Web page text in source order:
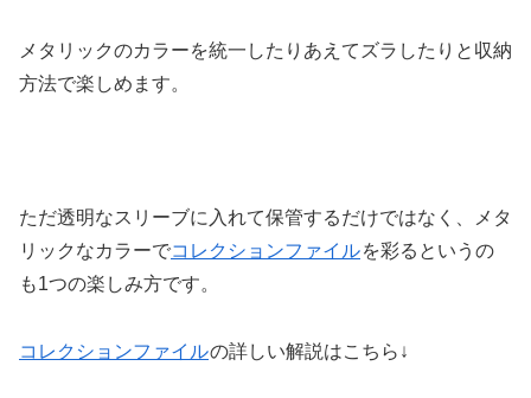
メタリックのカラーを統一したりあえてズラしたりと収納
方法で楽しめます。
ただ透明なスリーブに入れて保管するだけではなく、メタ
リックなカラーでコレクションファイルを彩るというの
も1つの楽しみ方です。
コレクションファイルの詳しい解説はこちら↓